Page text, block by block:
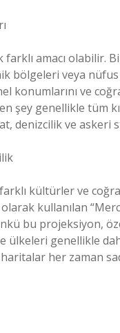
amacı
bölgeleri veya
konumlarını ve
şey genellikle tüm
denizcilik ve askeri
farklı kültürler ve
olarak kullanılan
bu projeksiyon,
ülkeleri genellikle
her zaman